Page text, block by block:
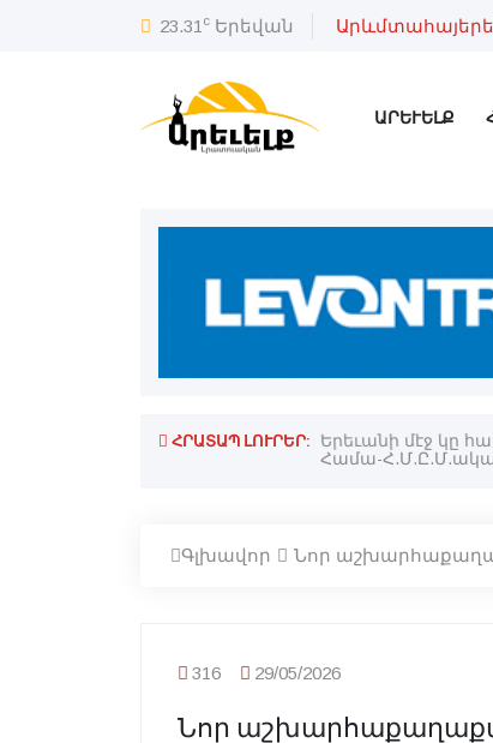
23.31 c Երեվան
ԱՐԵՒԵԼՔ
ՀՐԱՏԱՊ ԼՈՒՐԵՐ: Երեւանի մէջ կը
Գլխավոր Նոր
316 29/05/2026
Նոր